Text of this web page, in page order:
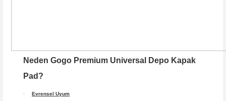
Neden Gogo Premium Universal Depo Kapak
Pad?
· Evrensel Uyum